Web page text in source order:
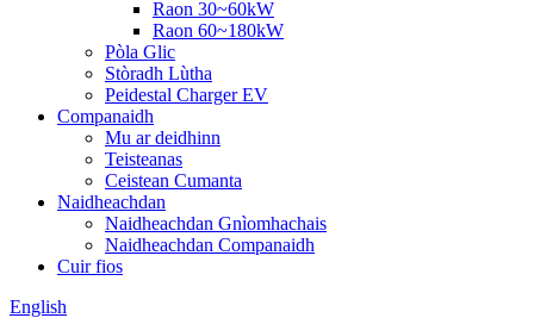
Raon 30~60kW
Raon 60~180kW
Pòla Glic
Stòradh Lùtha
Peidestal Charger EV
Companaidh
Mu ar deidhinn
Teisteanas
Ceistean Cumanta
Naidheachdan
Naidheachdan Gnìomhachais
Naidheachdan Companaidh
Cuir fios
English